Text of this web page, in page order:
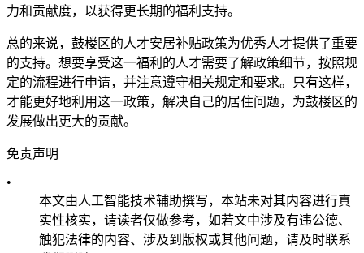
力和贡献度，以获得更长期的福利支持。
总的来说，鼓楼区的人才安居补贴政策为优秀人才提供了重要
的支持。想要享受这一福利的人才需要了解政策细节，按照规
定的流程进行申请，并注意遵守相关规定和要求。只有这样，
才能更好地利用这一政策，解决自己的居住问题，为鼓楼区的
发展做出更大的贡献。
免责声明
•
本文由人工智能技术辅助撰写，本站未对其内容进行真
实性核实，请读者仅做参考，如若文中涉及有违公德、
触犯法律的内容、涉及到版权或其他问题，请及时联系